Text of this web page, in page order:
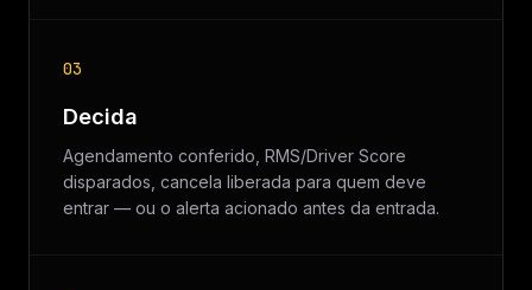
03
Decida
Agendamento conferido, RMS/Driver Score
disparados, cancela liberada para quem deve
entrar — ou o alerta acionado antes da entrada.